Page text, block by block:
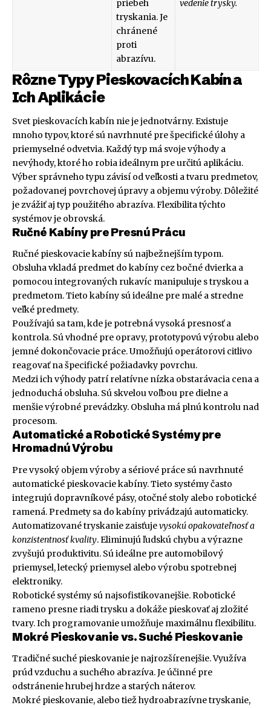
priebeh
tryskania. Je
chránené
proti
abrazívu.
vedenie trysky.
Rôzne Typy Pieskovacích Kabín a
Ich Aplikácie
Svet pieskovacích kabín nie je jednotvárny. Existuje
mnoho typov, ktoré sú navrhnuté pre špecifické úlohy a
priemyselné odvetvia. Každý typ má svoje výhody a
nevýhody, ktoré ho robia ideálnym pre určitú aplikáciu.
Výber správneho typu závisí od veľkosti a tvaru predmetov,
požadovanej povrchovej úpravy a objemu výroby. Dôležité
je zvážiť aj typ použitého abrazíva. Flexibilita týchto
systémov je obrovská.
Ručné Kabíny pre Presnú Prácu
Ručné pieskovacie kabíny sú najbežnejším typom.
Obsluha vkladá predmet do kabíny cez bočné dvierka a
pomocou integrovaných rukavíc manipuluje s tryskou a
predmetom. Tieto kabíny sú ideálne pre malé a stredne
veľké predmety.
Používajú sa tam, kde je potrebná vysoká presnosť a
kontrola. Sú vhodné pre opravy, prototypovú výrobu alebo
jemné dokončovacie práce. Umožňujú operátorovi citlivo
reagovať na špecifické požiadavky povrchu.
Medzi ich výhody patrí relatívne nízka obstarávacia cena a
jednoduchá obsluha. Sú skvelou voľbou pre dielne a
menšie výrobné prevádzky. Obsluha má plnú kontrolu nad
procesom.
Automatické a Robotické Systémy pre
Hromadnú Výrobu
Pre vysoký objem výroby a sériové práce sú navrhnuté
automatické pieskovacie kabíny. Tieto systémy často
integrujú dopravníkové pásy, otočné stoly alebo robotické
ramená. Predmety sa do kabíny privádzajú automaticky.
Automatizované tryskanie zaisťujevysokú opakovateľnosť a
konzistentnosť kvality. Eliminujú ľudskú chybu a výrazne
zvyšujú produktivitu. Sú ideálne pre automobilový
priemysel, letecký priemysel alebo výrobu spotrebnej
elektroniky.
Robotické systémy sú najsofistikovanejšie. Robotické
rameno presne riadi trysku a dokáže pieskovať aj zložité
tvary. Ich programovanie umožňuje maximálnu flexibilitu.
Mokré Pieskovanie vs. Suché Pieskovanie
Tradičné suché pieskovanie je najrozšírenejšie. Využíva
prúd vzduchu a suchého abrazíva. Je účinné pre
odstránenie hrubej hrdze a starých náterov.
Mokré pieskovanie, alebo tiež hydroabrazívne tryskanie,